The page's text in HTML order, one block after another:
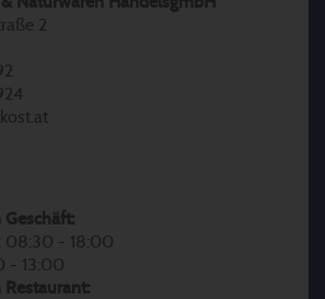
2
08:30 - 18:00
- 13:00